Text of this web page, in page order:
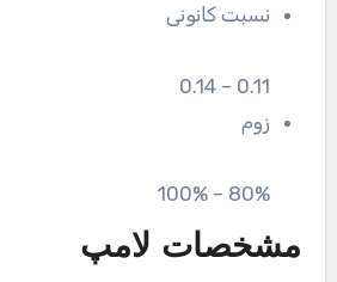
نسبت کانونی
0.11 – 0.14
زوم
80% – 100%
مشخصات لامپ